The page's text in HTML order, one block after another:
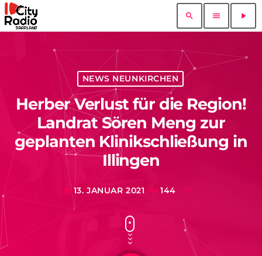
search menu play_arrow
NEWS NEUNKIRCHEN
Herber Verlust für die Region!
Landrat Sören Meng zur
geplanten Klinikschließung in
Illingen
today 13. JANUAR 2021 144